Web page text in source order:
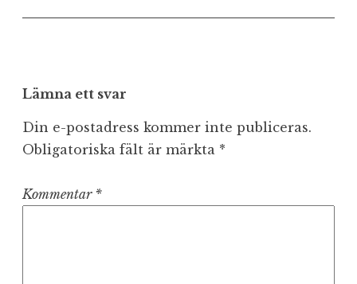
Lämna ett svar
Din e-postadress kommer inte publiceras.
Obligatoriska fält är märkta *
Kommentar *